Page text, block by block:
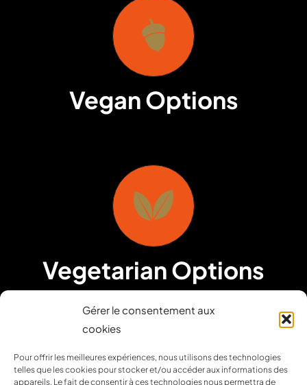
Gérer le consentement aux
cookies
Pour offrir les meilleures expériences, nous utilisons des technologies
telles que les cookies pour stocker et/ou accéder aux informations des
appareils. Le fait de consentir à ces technologies nous permettra de
Vegan Options
Vegetarian Options